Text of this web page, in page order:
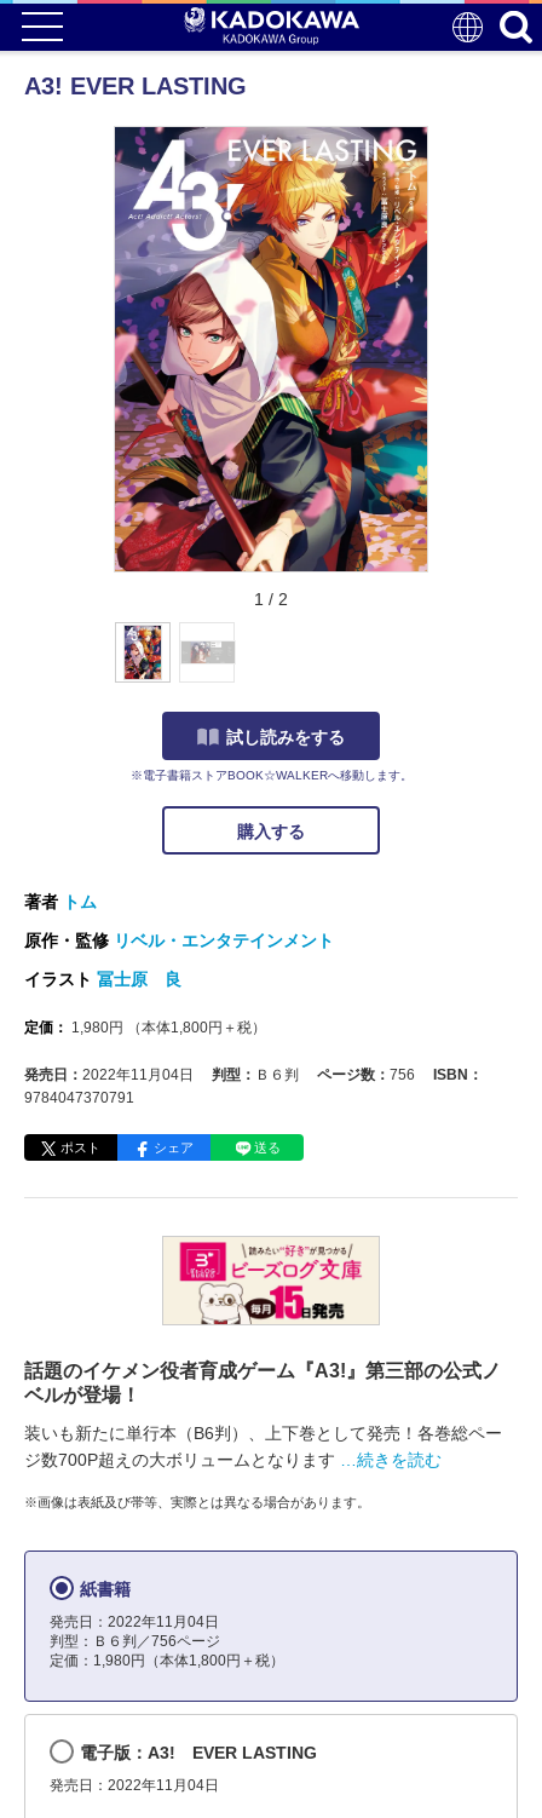
A3! EVER LASTING
1 / 2
試し読みをする
※電子書籍ストアBOOK☆WALKERへ移動します。
購入する
著者 トム
原作・監修 リベル・エンタテインメント
イラスト 冨士原 良
定価： 1,980円 （本体1,800円＋税）
発売日： 2022年11月04日 判型： Ｂ６判 ページ数： 756
ISBN：
9784047370791
ポスト シェア 送る
話題のイケメン役者育成ゲーム『A3!』第三部の公式ノ
ベルが登場！
装いも新たに単行本（B6判）、上下巻として発売！各巻総ペー
ジ数700P超えの大ボリュームとなります
…続きを読む
※画像は表紙及び帯等、実際とは異なる場合があります。
紙書籍
発売日：2022年11月04日
判型：Ｂ６判／756ページ
定価：1,980円（本体1,800円＋税）
電子版：A3! EVER LASTING
発売日：2022年11月04日